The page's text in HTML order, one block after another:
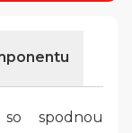
spodnou